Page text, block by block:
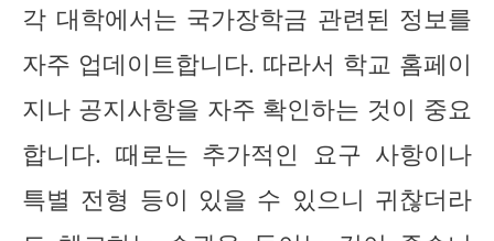
각 대학에서는 국가장학금 관련된 정보를
자주 업데이트합니다. 따라서 학교 홈페이
지나 공지사항을 자주 확인하는 것이 중요
합니다. 때로는 추가적인 요구 사항이나
특별 전형 등이 있을 수 있으니 귀찮더라